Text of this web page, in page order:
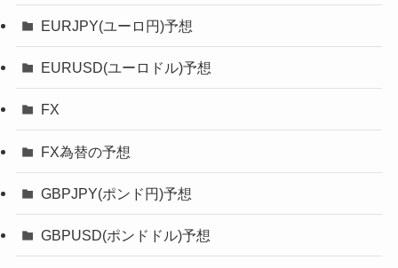
EURJPY(ユーロ円)予想
EURUSD(ユーロドル)予想
FX
FX為替の予想
GBPJPY(ポンド円)予想
GBPUSD(ポンドドル)予想